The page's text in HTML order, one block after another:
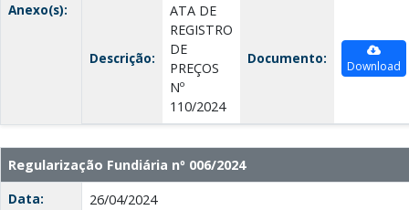
Anexo(s):
Descrição:
ATA DE
REGISTRO
DE
PREÇOS
Nº
110/2024
Documento: Download
Regularização Fundiária nº 006/2024
Data:
26/04/2024